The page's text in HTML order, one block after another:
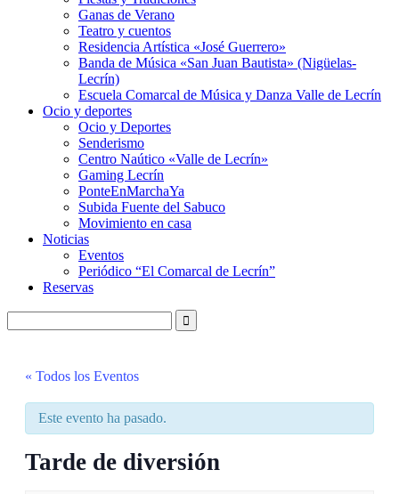
Ganas de Verano
Teatro y cuentos
Residencia Artística «José Guerrero»
Banda de Música «San Juan Bautista» (Nigüelas-
Lecrín)
Escuela Comarcal de Música y Danza Valle de Lecrín
Ocio y deportes
Ocio y Deportes
Senderismo
Centro Naútico «Valle de Lecrín»
Gaming Lecrín
PonteEnMarchaYa
Subida Fuente del Sabuco
Movimiento en casa
Noticias
Eventos
Periódico “El Comarcal de Lecrín”
Reservas
« Todos los Eventos
Este evento ha pasado.
Tarde de diversión